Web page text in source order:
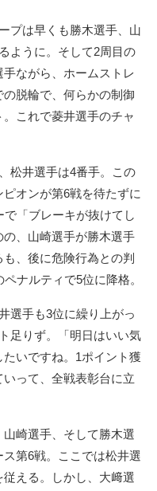
プは早くも勝木選手、山
ように。そして2周目の
ながら、ホームストレ
脱輪で、何らかの制御
これで菱井選手のチャ
松井選手は4番手。この
オンが第6戦を待たずに
「ブレーキが抜けてし
、山崎選手が勝木選手
、後に危険行為との判
ナルティで5位に降格。
選手も3位に繰り上がっ
足りず。「明日はいい気
いですね。1ポイント獲
って、全戦表彰台に立
崎選手、そして勝木選
第6戦。ここでは松井選
える。しかし、大﨑選